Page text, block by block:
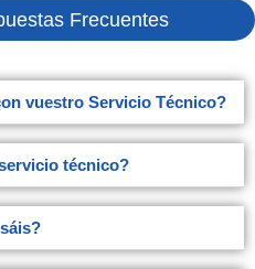
Frecuentes
vuestro Servicio Técnico?
técnico?